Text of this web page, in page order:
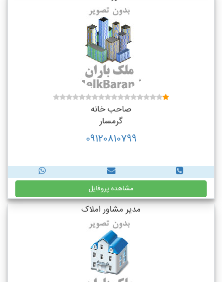
صاحب خانه
گرمسار
09120810799
مشاهده پروفایل
مدیر مشاور املاک